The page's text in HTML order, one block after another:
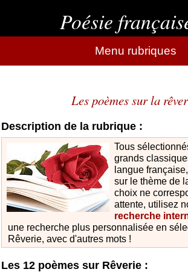
Poésie
Menu rubriques
Les poèmes sur la
Description de la rubrique :
Tous
grands
langue
sur le thème de
choix ne
attente, utilisez
recherche
une recherche plus personnalisée en
Rêverie, avec d'autres mots !
Les 12 poèmes sur Rêverie :